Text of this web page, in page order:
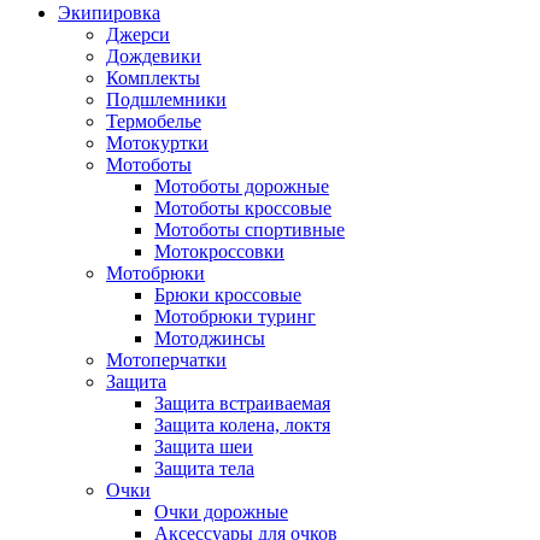
Экипировка
Джерси
Дождевики
Комплекты
Подшлемники
Термобелье
Мотокуртки
Мотоботы
Мотоботы дорожные
Мотоботы кроссовые
Мотоботы спортивные
Мотокроссовки
Мотобрюки
Брюки кроссовые
Мотобрюки туринг
Мотоджинсы
Мотоперчатки
Защита
Защита встраиваемая
Защита колена, локтя
Защита шеи
Защита тела
Очки
Очки дорожные
Аксессуары для очков